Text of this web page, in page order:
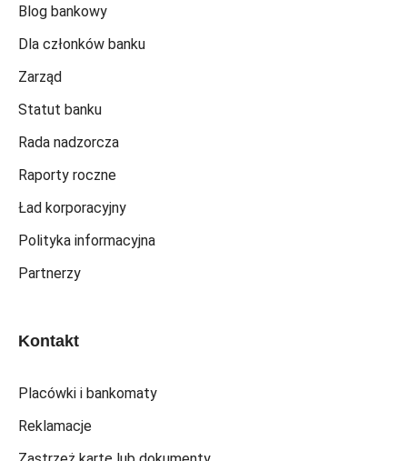
Blog bankowy
Dla członków banku
Zarząd
Statut banku
Rada nadzorcza
Raporty roczne
Ład korporacyjny
Polityka informacyjna
Partnerzy
Kontakt
Placówki i bankomaty
Reklamacje